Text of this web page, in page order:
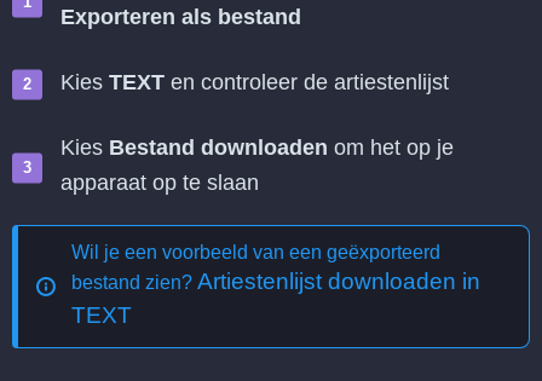
Exporteren als bestand
Kies TEXT en controleer de artiestenlijst
Kies Bestand downloaden om het op je
apparaat op te slaan
Wil je een voorbeeld van een geëxporteerd
bestand zien? Artiestenlijst downloaden in
TEXT